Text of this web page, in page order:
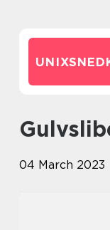
04 March 2023